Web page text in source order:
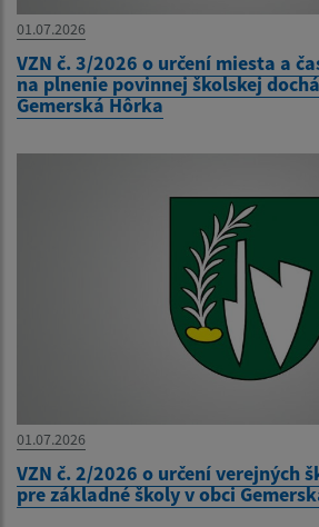
01.07.2026
VZN č. 3/2026 o určení miesta a
na plnenie povinnej školskej
Gemerská Hôrka
01.07.2026
VZN č. 2/2026 o určení verejných
pre základné školy v obci